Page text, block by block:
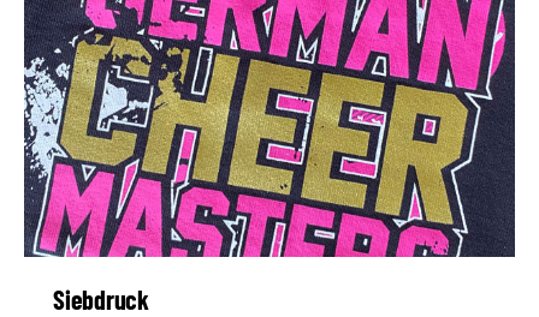
Siebdruck